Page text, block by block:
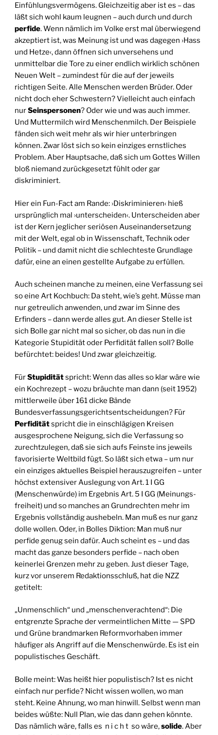
Einfühlungsvermögens. Gleichzeitig aber ist es – das
läßt sich wohl kaum leugnen – auch durch und durch
perfide. Wenn nämlich im Volke erst mal überwiegend
akzeptiert ist, was Meinung ist und was dagegen ›Hass
und Hetze‹, dann öffnen sich unversehens und
unmittelbar die Tore zu einer endlich wirklich schönen
Neuen Welt – zumindest für die auf der jeweils
richtigen Seite. Alle Menschen werden Brüder. Oder
nicht doch eher Schwestern? Vielleicht auch einfach
nurSeinspersonen? Oder wie und was auch immer.
Und Muttermilch wird Menschenmilch. Der Beispiele
fänden sich weit mehr als wir hier unterbringen
können. Zwar löst sich so kein einziges ernstliches
Problem. Aber Hauptsache, daß sich um Gottes Willen
bloß niemand zurückgesetzt fühlt oder gar
diskriminiert.
Hier ein Fun-Fact am Rande: ›Diskriminieren‹ hieß
ursprünglich mal ›unterscheiden‹. Unterscheiden aber
ist der Kern jeglicher seriösen Auseinandersetzung
mit der Welt, egal ob in Wissenschaft, Technik oder
Politik – und damit nicht die schlechteste Grundlage
dafür, eine an einen gestellte Aufgabe zu erfüllen.
Auch scheinen manche zu meinen, eine Verfassung sei
so eine Art Kochbuch: Da steht, wie’s geht. Müsse man
nur getreulich anwenden, und zwar im Sinne des
Erfinders – dann werde alles gut. An dieser Stelle ist
sich Bolle gar nicht mal so sicher, ob das nun in die
Kategorie Stupidität oder Perfidität fallen soll? Bolle
befürchtet: beides! Und zwar gleichzeitig.
FürStupiditätspricht: Wenn das alles so klar wäre wie
ein Kochrezept – wozu bräuchte man dann (seit 1952)
mittlerweile über 161 dicke Bände
Bundesverfassungsgerichtsentscheidungen? Für
Perfiditätspricht die in einschlägigen Kreisen
ausgesprochene Neigung, sich die Verfassung so
zurechtzulegen, daß sie sich aufs Feinste ins jeweils
favorisierte Weltbild fügt. So läßt sich etwa – um nur
ein einziges aktuelles Beispiel herauszugreifen – unter
höchst extensiver Auslegung von Art. 1 I GG
(Menschenwürde) im Ergebnis Art. 5 I GG (Meinungs­
freiheit) und so manches an Grundrechten mehr im
Ergebnis vollständig aushebeln. Man muß es nur ganz
dolle wollen. Oder, in Bolles Diktion: Man muß nur
perfide genug sein dafür. Auch scheint es – und das
macht das ganze besonders perfide – nach oben
keinerlei Grenzen mehr zu geben. Just dieser Tage,
kurz vor unserem Redaktionsschluß, hat die NZZ
getitelt:
„Unmenschlich“ und „menschenverachtend“: Die
entgrenzte Sprache der vermeintlichen Mitte — SPD
und Grüne brandmarken Reformvorhaben immer
häufiger als Angriff auf die Menschenwürde. Es ist ein
populistisches Geschäft.
Bolle meint: Was heißt hier populistisch? Ist es nicht
einfach nur perfide? Nicht wissen wollen, wo man
steht. Keine Ahnung, wo man hinwill. Selbst wenn man
beides wüßte: Null Plan, wie das dann gehen könnte.
Das nämlich wäre, falls es n i c h t so wäre,solide. Aber